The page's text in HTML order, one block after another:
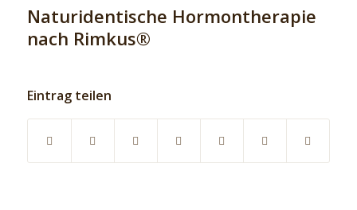
Naturidentische Hormontherapie
nach Rimkus®
Eintrag teilen